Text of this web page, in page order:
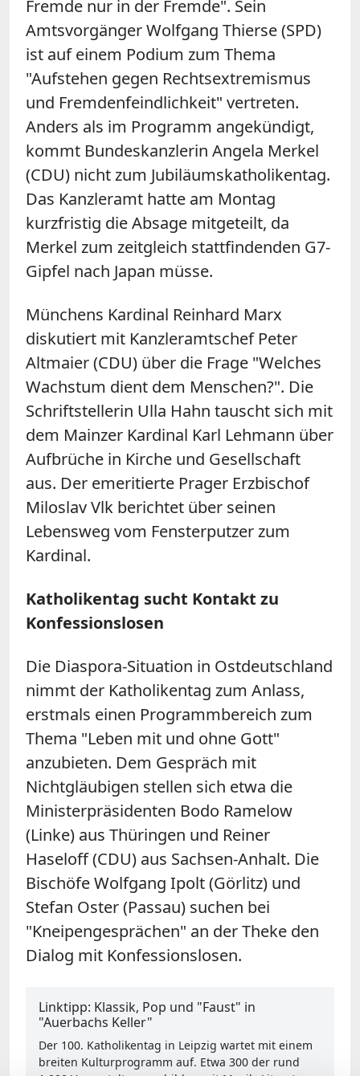
Fremde nur in der Fremde". Sein
Amtsvorgänger Wolfgang Thierse (SPD)
ist auf einem Podium zum Thema
"Aufstehen gegen Rechtsextremismus
und Fremdenfeindlichkeit" vertreten.
Anders als im Programm angekündigt,
kommt Bundeskanzlerin Angela Merkel
(CDU) nicht zum Jubiläumskatholikentag.
Das Kanzleramt hatte am Montag
kurzfristig die Absage mitgeteilt, da
Merkel zum zeitgleich stattfindenden G7-
Gipfel nach Japan müsse.
Münchens Kardinal Reinhard Marx
diskutiert mit Kanzleramtschef Peter
Altmaier (CDU) über die Frage "Welches
Wachstum dient dem Menschen?". Die
Schriftstellerin Ulla Hahn tauscht sich mit
dem Mainzer Kardinal Karl Lehmann über
Aufbrüche in Kirche und Gesellschaft
aus. Der emeritierte Prager Erzbischof
Miloslav Vlk berichtet über seinen
Lebensweg vom Fensterputzer zum
Kardinal.
Katholikentag sucht Kontakt zu
Konfessionslosen
Die Diaspora-Situation in Ostdeutschland
nimmt der Katholikentag zum Anlass,
erstmals einen Programmbereich zum
Thema "Leben mit und ohne Gott"
anzubieten. Dem Gespräch mit
Nichtgläubigen stellen sich etwa die
Ministerpräsidenten Bodo Ramelow
(Linke) aus Thüringen und Reiner
Haseloff (CDU) aus Sachsen-Anhalt. Die
Bischöfe Wolfgang Ipolt (Görlitz) und
Stefan Oster (Passau) suchen bei
"Kneipengesprächen" an der Theke den
Dialog mit Konfessionslosen.
Linktipp: Klassik, Pop und "Faust" in
"Auerbachs Keller"
Der 100. Katholikentag in Leipzig wartet mit einem
breiten Kulturprogramm auf. Etwa 300 der rund